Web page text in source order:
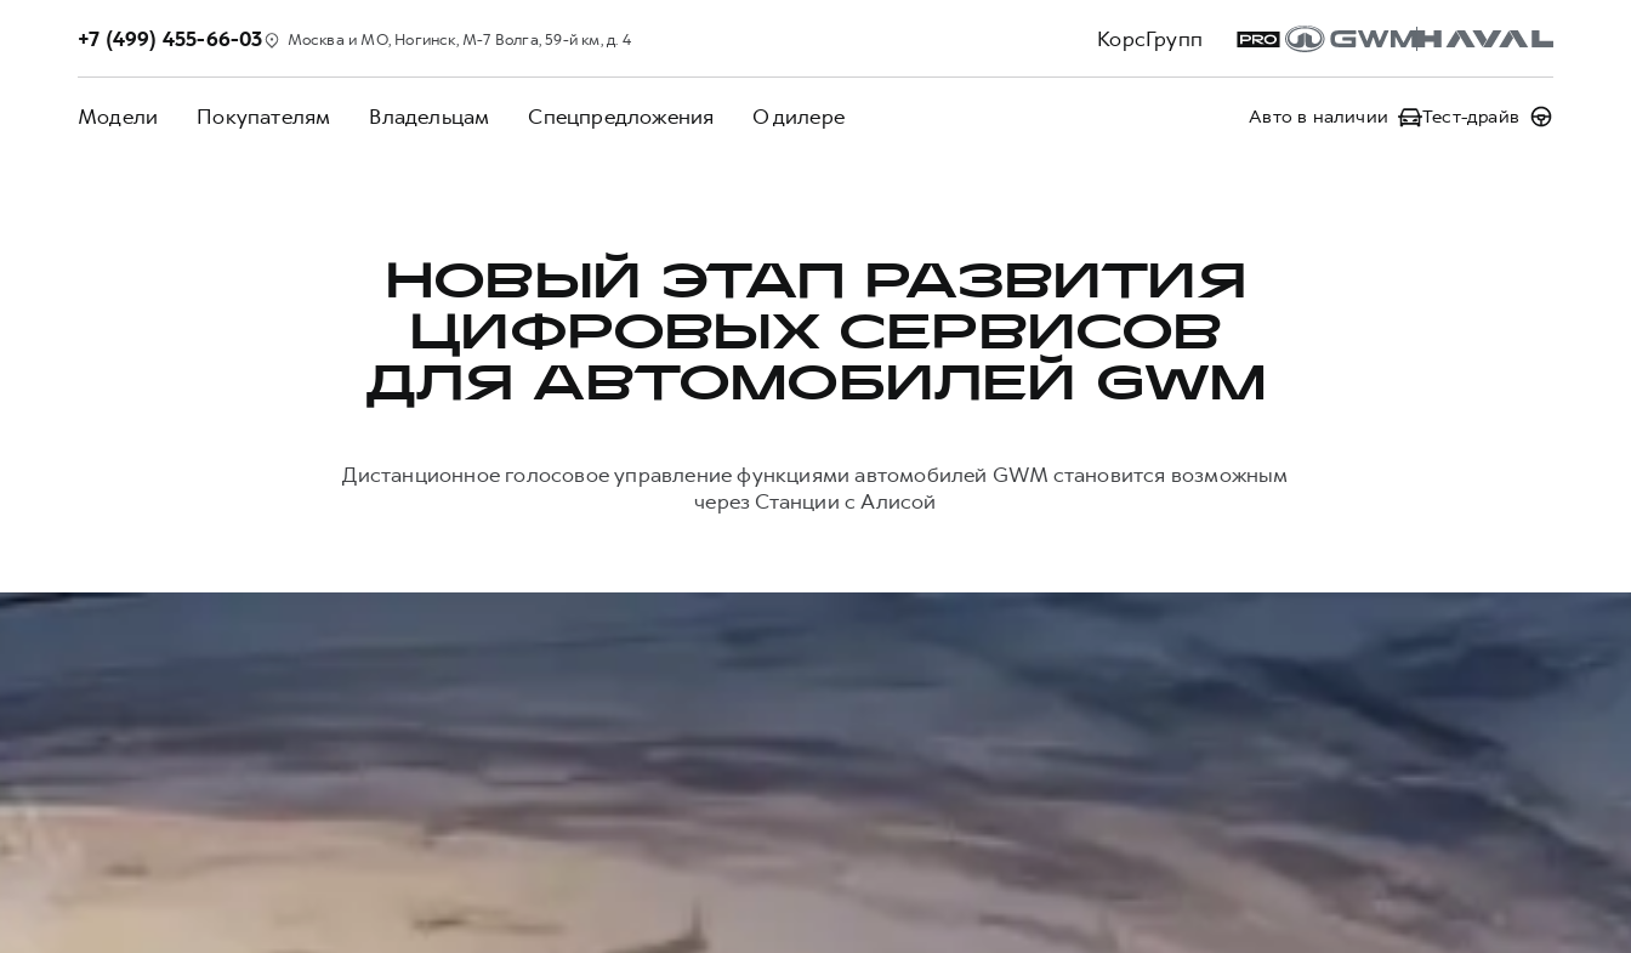
КорсГрупп
+7 (499) 455-66-03 Москва и МО, Ногинск, М-7 Волга, 59-й км, д. 4
Модели Покупателям Владельцам Спецпредложения О дилере Авто в наличии Тест-драйв
НОВЫЙ ЭТАП РАЗВИТИЯ
ЦИФРОВЫХ СЕРВИСОВ
ДЛЯ АВТОМОБИЛЕЙ GWM
Дистанционное голосовое управление функциями автомобилей GWM становится возможным
через Станции с Алисой